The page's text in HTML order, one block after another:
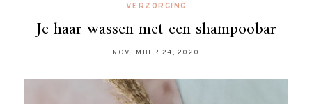
VERZORGING
Je haar wassen met een shampoobar
NOVEMBER 24, 2020